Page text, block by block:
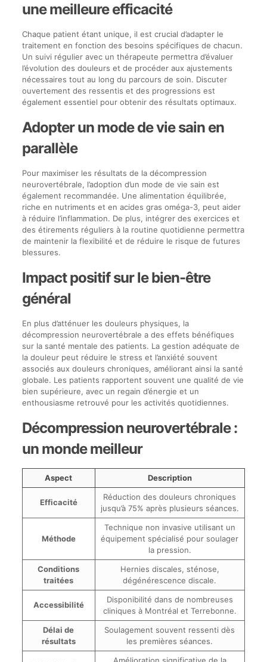
une meilleure efficacité
Chaque patient étant unique, il est crucial d’adapter le
traitement en fonction des besoins spécifiques de chacun.
Un suivi régulier avec un thérapeute permettra d’évaluer
l’évolution des douleurs et de procéder aux ajustements
nécessaires tout au long du parcours de soin. Discuter
ouvertement des ressentis et des progressions est
également essentiel pour obtenir des résultats optimaux.
Adopter un mode de vie sain en
parallèle
Pour maximiser les résultats de la décompression
neurovertébrale, l’adoption d’un mode de vie sain est
également recommandée. Une alimentation équilibrée,
riche en nutriments et en acides gras oméga-3, peut aider
à réduire l’inflammation. De plus, intégrer des exercices et
des étirements réguliers à la routine quotidienne permettra
de maintenir la flexibilité et de réduire le risque de futures
blessures.
Impact positif sur le bien-être
général
En plus d’atténuer les douleurs physiques, la
décompression neurovertébrale a des effets bénéfiques
sur la santé mentale des patients. La gestion adéquate de
la douleur peut réduire le stress et l’anxiété souvent
associés aux douleurs chroniques, améliorant ainsi la santé
globale. Les patients rapportent souvent une qualité de vie
bien supérieure, avec un regain d’énergie et un
enthousiasme retrouvé pour les activités quotidiennes.
Décompression neurovertébrale :
un monde meilleur
Aspect Description
Efficacité
Réduction des douleurs chroniques
jusqu’à 75% après plusieurs séances.
Méthode
Technique non invasive utilisant un
équipement spécialisé pour soulager
la pression.
Conditions
traitées
Hernies discales, sténose,
dégénérescence discale.
Accessibilité
Disponibilité dans de nombreuses
cliniques à Montréal et Terrebonne.
Délai de
résultats
Soulagement souvent ressenti dès
les premières séances.